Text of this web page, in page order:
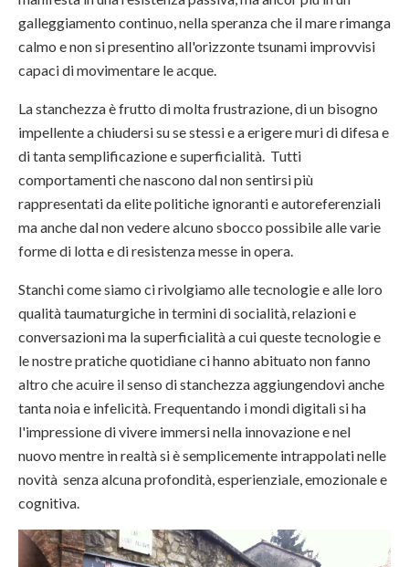
galleggiamento continuo, nella speranza che il mare rimanga
calmo e non si presentino all'orizzonte tsunami improvvisi
capaci di movimentare le acque.
La stanchezza è frutto di molta frustrazione, di un bisogno
impellente a chiudersi su se stessi e a erigere muri di difesa e
di tanta semplificazione e superficialità. Tutti
comportamenti che nascono dal non sentirsi più
rappresentati da elite politiche ignoranti e autoreferenziali
ma anche dal non vedere alcuno sbocco possibile alle varie
forme di lotta e di resistenza messe in opera.
Stanchi come siamo ci rivolgiamo alle tecnologie e alle loro
qualità taumaturgiche in termini di socialità, relazioni e
conversazioni ma la superficialità a cui queste tecnologie e
le nostre pratiche quotidiane ci hanno abituato non fanno
altro che acuire il senso di stanchezza aggiungendovi anche
tanta noia e infelicità. Frequentando i mondi digitali si ha
l'impressione di vivere immersi nella innovazione e nel
nuovo mentre in realtà si è semplicemente intrappolati nelle
novità senza alcuna profondità, esperienziale, emozionale e
cognitiva.